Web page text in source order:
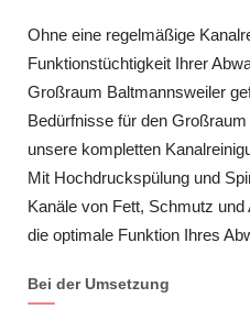
Ohne eine regelmäßige
Funktionstüchtigkeit Ihrer
Großraum Baltmannsweiler
Bedürfnisse für den
unsere kompletten
Mit Hochdruckspülung und
Kanäle von Fett, Schmutz
die optimale Funktion Ihres
Bei der Umsetzung